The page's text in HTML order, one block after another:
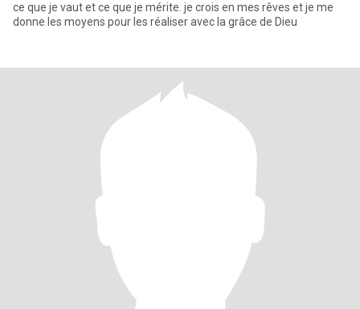
ce que je vaut et ce que je mérite. je crois en mes rêves et je me
donne les moyens pour les réaliser avec la grâce de Dieu